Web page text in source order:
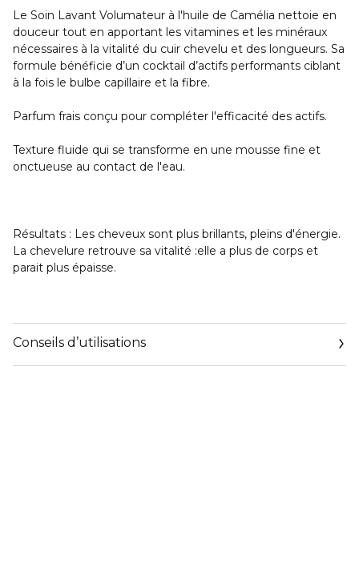
Le Soin Lavant Volumateur à l'huile de Camélia nettoie en
douceur tout en apportant les vitamines et les minéraux
nécessaires à la vitalité du cuir chevelu et des longueurs. Sa
formule bénéficie d’un cocktail d’actifs performants ciblant
à la fois le bulbe capillaire et la fibre.
Parfum frais conçu pour compléter l'efficacité des actifs.
Texture fluide qui se transforme en une mousse fine et
onctueuse au contact de l'eau.
Résultats : Les cheveux sont plus brillants, pleins d'énergie.
La chevelure retrouve sa vitalité :elle a plus de corps et
parait plus épaisse.
Conseils d’utilisations